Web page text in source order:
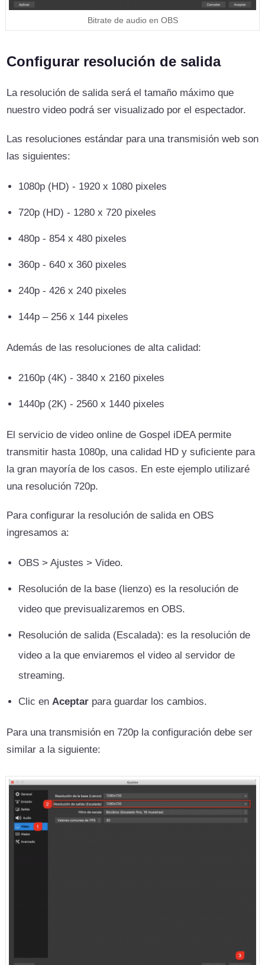
Bitrate de audio en OBS
Configurar resolución de salida
La resolución de salida será el tamaño máximo que
nuestro video podrá ser visualizado por el espectador.
Las resoluciones estándar para una transmisión web son
las siguientes:
1080p (HD) - 1920 x 1080 pixeles
720p (HD) - 1280 x 720 pixeles
480p - 854 x 480 pixeles
360p - 640 x 360 pixeles
240p - 426 x 240 pixeles
144p – 256 x 144 pixeles
Además de las resoluciones de alta calidad:
2160p (4K) - 3840 x 2160 pixeles
1440p (2K) - 2560 x 1440 pixeles
El servicio de video online de Gospel iDEA permite
transmitir hasta 1080p, una calidad HD y suficiente para
la gran mayoría de los casos. En este ejemplo utilizaré
una resolución 720p.
Para configurar la resolución de salida en OBS
ingresamos a:
OBS > Ajustes > Video.
Resolución de la base (lienzo) es la resolución de
video que previsualizaremos en OBS.
Resolución de salida (Escalada): es la resolución de
video a la que enviaremos el video al servidor de
streaming.
Clic en Aceptar para guardar los cambios.
Para una transmisión en 720p la configuración debe ser
similar a la siguiente: